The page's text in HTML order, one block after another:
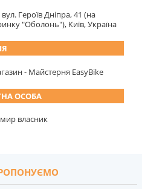
Героїв Дніпра, 41 (на
"Оболонь"), Київ, Україна
- Майстерня EasyBike
власник